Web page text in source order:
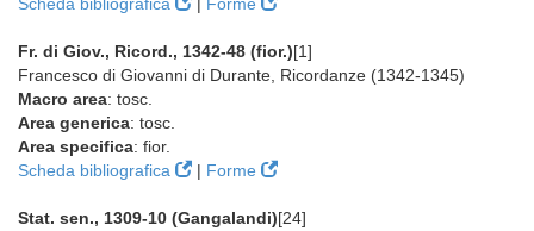
Fr. di Giov., Ricord., 1342-48 (fior.)[1]
Francesco di Giovanni di Durante, Ricordanze (1342-1345)
Macro area: tosc.
Area generica: tosc.
Area specifica: fior.
Scheda bibliografica
| Forme
Stat. sen., 1309-10 (Gangalandi)[24]